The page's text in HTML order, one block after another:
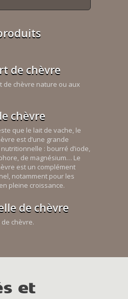
de chèvre
de chèvre nature ou aux
chèvre
que le lait de vache, le
est d’une grande
: bourré d’iode,
de magnésium… Le
est un complément
notamment pour les
pleine croissance.
de chèvre
de chèvre.
et